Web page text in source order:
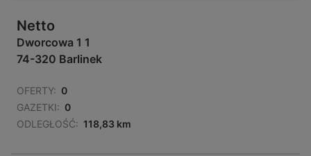
Netto
Dworcowa 1 1
74-320 Barlinek
OFERTY: 0
GAZETKI: 0
ODLEGŁOŚĆ: 118,83 km